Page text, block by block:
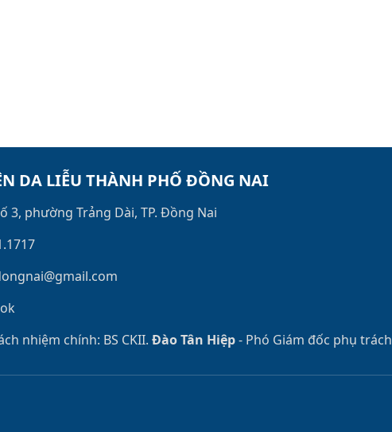
DA LIỄU THÀNH PHỐ ĐỒNG NAI
3, phường Trảng Dài, TP. Đồng Nai
nhiệm chính: BS CKII. Đào Tân Hiệp- Phó Giám đốc phụ trách